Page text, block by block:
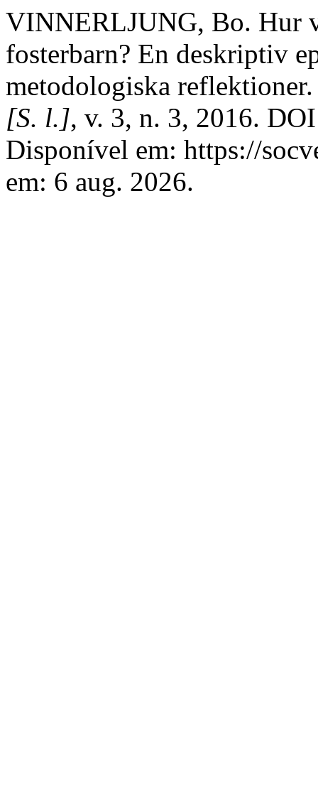
VINNERLJUNG, Bo. Hur
fosterbarn? En deskriptiv
metodologiska
[S. l.], v. 3, n. 3, 2016.
Disponível em: https://
em: 6 aug. 2026.